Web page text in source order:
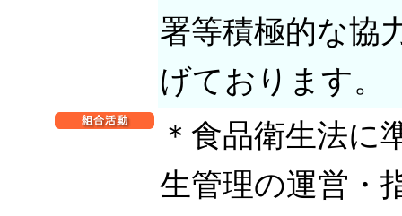
署等積極的な協
げております。
＊食品衛生法に
生管理の運営・